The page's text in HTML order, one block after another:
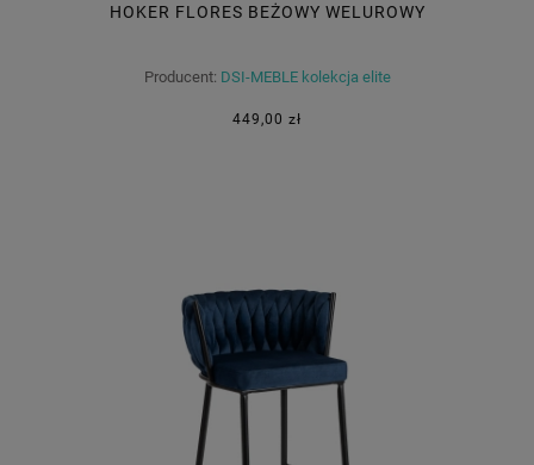
HOKER FLORES BEŻOWY WELUROWY
Producent: DSI-MEBLE kolekcja elite
449,00 zł